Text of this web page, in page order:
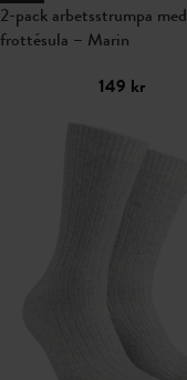
2-pack arbetsstrumpa med
frottésula – Marin
149 kr